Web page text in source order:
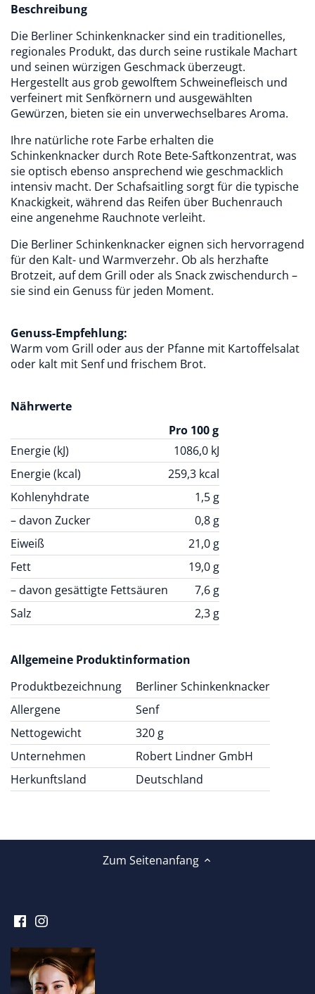
Beschreibung
Die Berliner Schinkenknacker sind ein traditionelles,
regionales Produkt, das durch seine rustikale Machart
und seinen würzigen Geschmack überzeugt.
Hergestellt aus grob gewolftem Schweinefleisch und
verfeinert mit Senfkörnern und ausgewählten
Gewürzen, bieten sie ein unverwechselbares Aroma.
Ihre natürliche rote Farbe erhalten die
Schinkenknacker durch Rote Bete-Saftkonzentrat, was
sie optisch ebenso ansprechend wie geschmacklich
intensiv macht. Der Schafsaitling sorgt für die typische
Knackigkeit, während das Reifen über Buchenrauch
eine angenehme Rauchnote verleiht.
Die Berliner Schinkenknacker eignen sich hervorragend
für den Kalt- und Warmverzehr. Ob als herzhafte
Brotzeit, auf dem Grill oder als Snack zwischendurch –
sie sind ein Genuss für jeden Moment.
Genuss-Empfehlung:
Warm vom Grill oder aus der Pfanne mit Kartoffelsalat
oder kalt mit Senf und frischem Brot.
Nährwerte
Pro 100 g
Energie (kJ)
1086,0 kJ
Energie (kcal)
259,3 kcal
Kohlenyhdrate
1,5 g
– davon Zucker
0,8 g
Eiweiß
21,0 g
Fett
19,0 g
– davon gesättigte Fettsäuren
7,6 g
Salz
2,3 g
Allgemeine Produktinformation
Produktbezeichnung
Berliner Schinkenknacker
Allergene
Senf
Nettogewicht
320 g
Unternehmen
Robert Lindner GmbH
Herkunftsland
Deutschland
Zum Seitenanfang